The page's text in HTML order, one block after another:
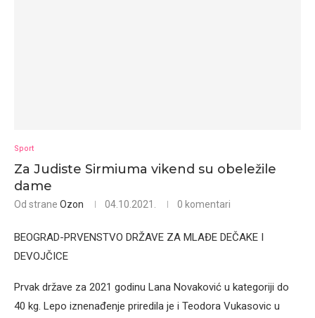
Sport
Za Judiste Sirmiuma vikend su obeležile
dame
Od strane Ozon 04.10.2021. 0 komentari
BEOGRAD-PRVENSTVO DRŽAVE ZA MLAĐE DEČAKE I
DEVOJČICE
Prvak države za 2021 godinu Lana Novaković u kategoriji do
40 kg. Lepo iznenađenje priredila je i Teodora Vukasovic u